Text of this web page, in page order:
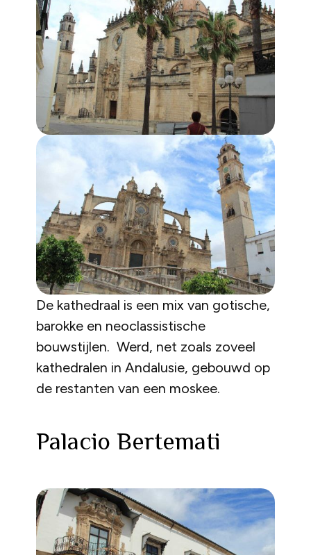
De kathedraal is een mix van gotische,
barokke en neoclassistische
bouwstijlen. Werd, net zoals zoveel
kathedralen in Andalusie, gebouwd op
de restanten van een moskee.
Palacio Bertemati